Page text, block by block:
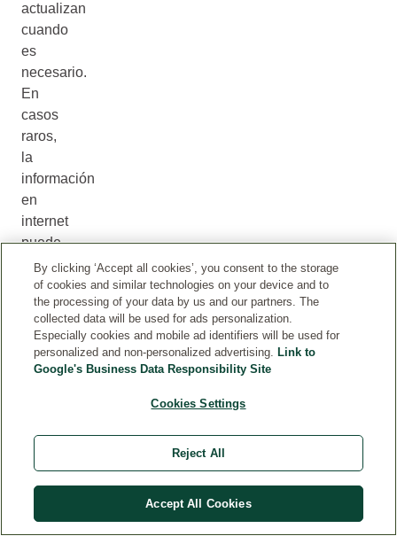
actualizan
cuando
es
necesario.
En
casos
raros,
la
información
en
internet
puede
diferir
del
etiquetado
del
producto.
Recomendamos
lista
ingredientes
By clicking ‘Accept all cookies’, you consent to the storage
of cookies and similar technologies on your device and to
the processing of your data by us and our partners. The
collected data will be used for ads personalization.
Especially cookies and mobile ad identifiers will be used for
personalized and non-personalized advertising. Link to
Google's Business Data Responsibility Site
Cookies Settings
Reject All
Accept All Cookies